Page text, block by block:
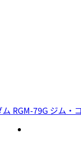
RGM-79G ジム